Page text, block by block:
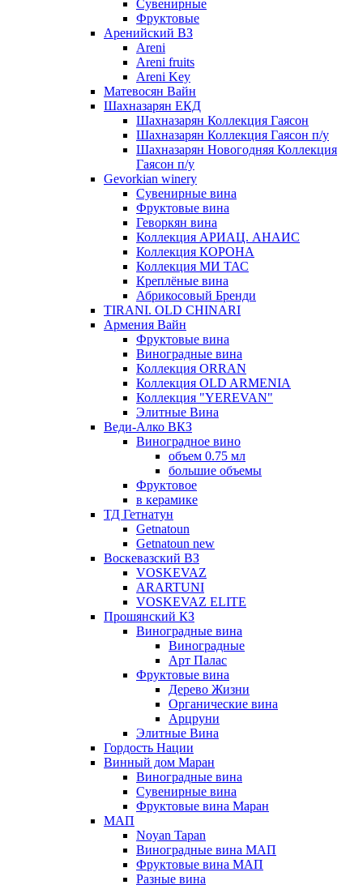
Сувенирные
Фруктовые
Аренийский ВЗ
Areni
Areni fruits
Areni Key
Матевосян Вайн
Шахназарян ЕКД
Шахназарян Коллекция Гаясон
Шахназарян Коллекция Гаясон п/у
Шахназарян Новогодняя Коллекция
Гаясон п/у
Gevorkian winery
Сувенирные вина
Фруктовые вина
Геворкян вина
Коллекция АРИАЦ. АНАИС
Коллекция КОРОНА
Коллекция МИ ТАС
Креплёные вина
Абрикосовый Бренди
TIRANI. OLD CHINARI
Армения Вайн
Фруктовые вина
Виноградные вина
Коллекция ORRAN
Коллекция OLD ARMENIA
Коллекция "YEREVAN"
Элитные Вина
Веди-Алко ВКЗ
Виноградное вино
объем 0.75 мл
большие объемы
Фруктовое
в керамике
ТД Гетнатун
Getnatoun
Getnatoun new
Воскевазский ВЗ
VOSKEVAZ
ARARTUNI
VOSKEVAZ ELITE
Прошянский КЗ
Виноградные вина
Виноградные
Арт Палас
Фруктовые вина
Дерево Жизни
Органические вина
Арцруни
Элитные Вина
Гордость Нации
Винный дом Маран
Виноградные вина
Сувенирные вина
Фруктовые вина Маран
МАП
Noyan Tapan
Виноградные вина МАП
Фруктовые вина МАП
Разные вина